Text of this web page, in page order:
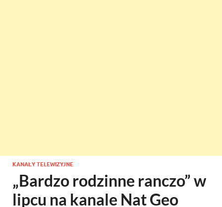
KANAŁY TELEWIZYJNE
„Bardzo rodzinne ranczo” w
lipcu na kanale Nat Geo